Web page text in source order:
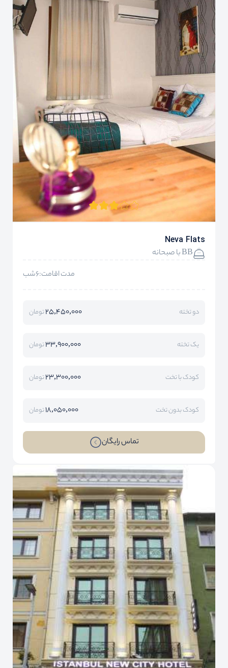
Neva Flats
BB با صبحانه
مدت اقامت:6شب
دو تخته 25,450,000تومان
یک تخته 33,900,000تومان
کودک با تخت 23,300,000تومان
کودک بدون تخت 18,050,000تومان
تماس رایگان